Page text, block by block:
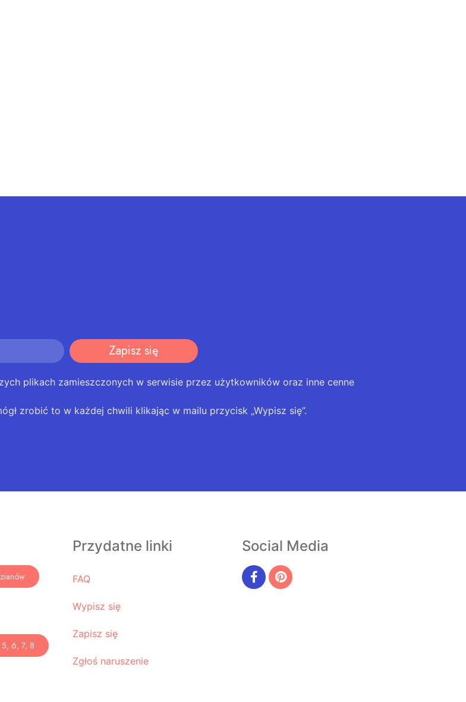
Zapisz się
plikach zamieszczonych w serwisie przez użytkowników oraz inne cenne
zrobić to w każdej chwili klikając w mailu przycisk „Wypisz się”.
5, 6, 7, 8
Przydatne linki
FAQ
Wypisz się
Zapisz się
Zgłoś naruszenie
Social Media